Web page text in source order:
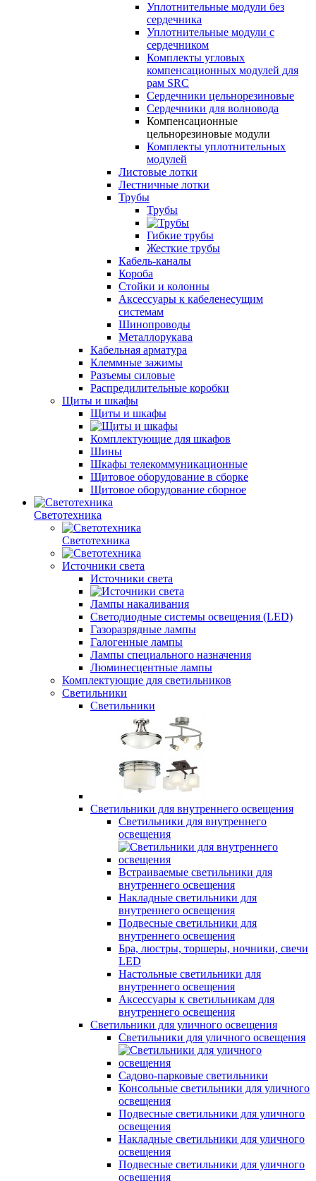
Уплотнительные модули без
сердечника
Уплотнительные модули с
сердечником
Комплекты угловых
компенсационных модулей для
рам SRC
Сердечники цельнорезиновые
Сердечники для волновода
Компенсационные
цельнорезиновые модули
Комплекты уплотнительных
модулей
Листовые лотки
Лестничные лотки
Трубы
Трубы
Гибкие трубы
Жесткие трубы
Кабель-каналы
Короба
Стойки и колонны
Аксессуары к кабеленесущим
системам
Шинопроводы
Металлорукава
Кабельная арматура
Клеммные зажимы
Разъемы силовые
Распредилительные коробки
Щиты и шкафы
Щиты и шкафы
Комплектующие для шкафов
Шины
Шкафы телекоммуникационные
Щитовое оборудование в сборке
Щитовое оборудование сборное
Светотехника
Светотехника
Источники света
Источники света
Лампы накаливания
Светодиодные системы освещения (LED)
Газоразрядные лампы
Галогенные лампы
Лампы специального назначения
Люминесцентные лампы
Комплектующие для светильников
Светильники
Светильники
Светильники для внутреннего освещения
Светильники для внутреннего
освещения
Встраиваемые светильники для
внутреннего освещения
Накладные светильники для
внутреннего освещения
Подвесные светильники для
внутреннего освещения
Бра, люстры, торшеры, ночники, свечи
LED
Настольные светильники для
внутреннего освещения
Аксессуары к светильникам для
внутреннего освещения
Светильники для уличного освещения
Светильники для уличного освещения
Садово-парковые светильники
Консольные светильники для уличного
освещения
Подвесные светильники для уличного
освещения
Накладные светильники для уличного
освещения
Подвесные светильники для уличного
освещения